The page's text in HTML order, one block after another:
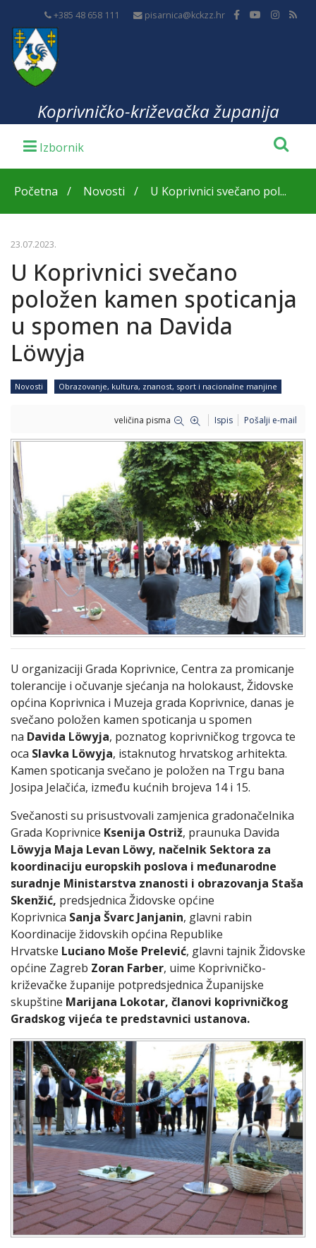
+385 48 658 111 pisarnica@kckzz.hr
Koprivničko-križevačka županija
Početna Novosti U Koprivnici svečano pol...
23.07.2023.
U Koprivnici svečano
položen kamen spoticanja
u spomen na Davida
Löwyja
Novosti Obrazovanje, kultura, znanost, sport i nacionalne manjine
veličina pisma Ispis Pošalji e-mail
U organizaciji Grada Koprivnice, Centra za promicanje
tolerancije i očuvanje sjećanja na holokaust, Židovske
općina Koprivnica i Muzeja grada Koprivnice, danas je
svečano položen kamen spoticanja u spomen
na Davida Löwyja, poznatog koprivničkog trgovca te
oca Slavka Löwyja, istaknutog hrvatskog arhitekta.
Kamen spoticanja svečano je položen na Trgu bana
Josipa Jelačića, između kućnih brojeva 14 i 15.
Svečanosti su prisustvovali zamjenica gradonačelnika
Grada Koprivnice Ksenija Ostriž, praunuka Davida
Löwyja Maja Levan Löwy, načelnik Sektora za
koordinaciju europskih poslova i međunarodne
suradnje Ministarstva znanosti i obrazovanja Staša
Skenžić, predsjednica Židovske općine
Koprivnica Sanja Švarc Janjanin, glavni rabin
Koordinacije židovskih općina Republike
Hrvatske Luciano Moše Prelević, glavni tajnik Židovske
općine Zagreb Zoran Farber, uime Koprivničko-
križevačke županije potpredsjednica Županijske
skupštine Marijana Lokotar, članovi koprivničkog
Gradskog vijeća te predstavnici ustanova.